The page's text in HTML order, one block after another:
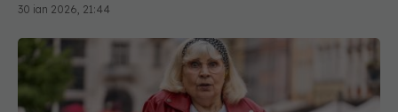
30 ian 2026, 21:44